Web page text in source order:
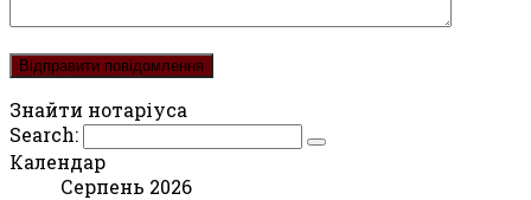
Знайти нотаріуса
Search:
Календар
Серпень 2026